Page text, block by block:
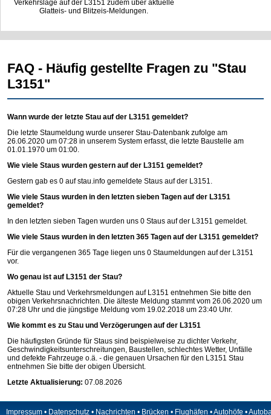
Verkehrslage auf der L3151 zudem über aktuelle
Glatteis- und Blitzeis-Meldungen.
FAQ - Häufig gestellte Fragen zu "Stau
L3151"
Wann wurde der letzte Stau auf der L3151 gemeldet?
Die letzte Staumeldung wurde unserer Stau-Datenbank zufolge am
26.06.2020 um 07:28 in unserem System erfasst, die letzte Baustelle am
01.01.1970 um 01:00.
Wie viele Staus wurden gestern auf der L3151 gemeldet?
Gestern gab es 0 aufstau.info gemeldete Staus auf der L3151.
Wie viele Staus wurden in den letzten sieben Tagen auf der L3151
gemeldet?
In den letzten sieben Tagen wurden uns 0 Staus auf der L3151 gemeldet.
Wie viele Staus wurden in den letzten 365 Tagen auf der L3151 gemeldet?
Für die vergangenen 365 Tage liegen uns 0 Staumeldungen auf der L3151
vor.
Wo genau ist auf L3151 der Stau?
Aktuelle Stau und Verkehrsmeldungen auf L3151 entnehmen Sie bitte den
obigen Verkehrsnachrichten. Die älteste Meldung stammt vom 26.06.2020 um
07:28 Uhr und die jüngstige Meldung vom 19.02.2018 um 23:40 Uhr.
Wie kommt es zu Stau und Verzögerungen auf der L3151
Die häufigsten Gründe für Staus sind beispielweise zu dichter Verkehr,
Geschwindigkeitsunterschreitungen, Baustellen, schlechtes Wetter, Unfälle
und defekte Fahrzeuge o.ä. - die genauen Ursachen für den L3151 Stau
entnehmen Sie bitte der obigen Übersicht.
Letzte Aktualisierung: 07.08.2026
Impressum • Datenschutz • Nachrichten • Brücken • Flughäfen •Autohöfe •